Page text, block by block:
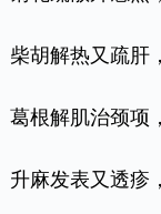
柴胡解热又疏肝
葛根解肌治颈项
升麻发表又透疹